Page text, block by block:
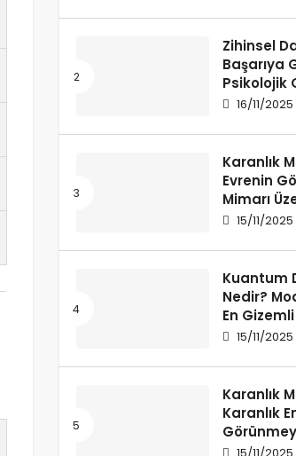
Zihinsel
Başarıya
Psikolojik
16/11/2025
Karanlık
Evrenin
Mimarı
Bir15/11/2025
Kuantum
Nedir?
En
15/11/2025
Karanlık
Karanlık
Anlamak